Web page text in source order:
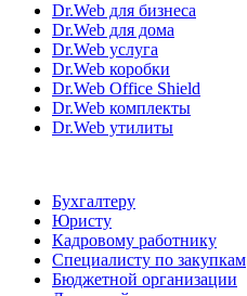
Dr.Web для бизнеса
Dr.Web для дома
Dr.Web услуга
Dr.Web коробки
Dr.Web Office Shield
Dr.Web комплекты
Dr.Web утилиты
Бухгалтеру
Юристу
Кадровому работнику
Специалисту по закупкам
Бюджетной организации